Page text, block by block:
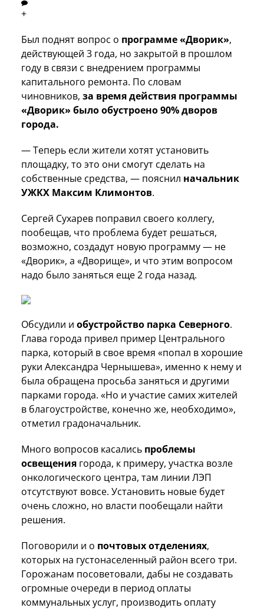
+
Был поднят вопрос о программе «Дворик»,
действующей 3 года, но закрытой в прошлом
году в связи с внедрением программы
капитального ремонта. По словам
чиновников, за время действия программы
«Дворик» было обустроено 90% дворов
города.
— Теперь если жители хотят установить
площадку, то это они смогут сделать на
собственные средства, — пояснил начальник
УЖКХ Максим Климонтов.
Сергей Сухарев поправил своего коллегу,
пообещав, что проблема будет решаться,
возможно, создадут новую программу — не
«Дворик», а «Дворище», и что этим вопросом
надо было заняться еще 2 года назад.
Обсудили и обустройство парка Северного.
Глава города привел пример Центрального
парка, который в свое время «попал в хорошие
руки Александра Чернышева», именно к нему и
была обращена просьба заняться и другими
парками города. «Но и участие самих жителей
в благоустройстве, конечно же, необходимо»,
отметил градоначальник.
Много вопросов касались проблемы
освещения города, к примеру, участка возле
онкологического центра, там линии ЛЭП
отсутствуют вовсе. Установить новые будет
очень сложно, но власти пообещали найти
решения.
Поговорили и о почтовых отделениях,
которых на густонаселенный район всего три.
Горожанам посоветовали, дабы не создавать
огромные очереди в период оплаты
коммунальных услуг, производить оплату